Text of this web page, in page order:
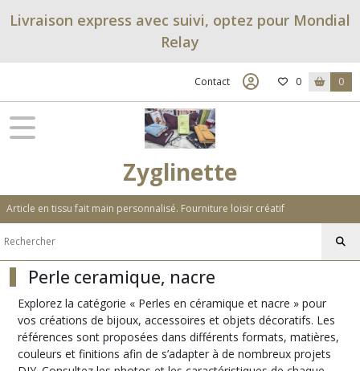
Livraison express avec suivi, optez pour Mondial
Relay
Contact 0 0
Zyglinette
Article en tissu fait main personnalisé. Fourniture loisir créatif
Perle ceramique, nacre
Explorez la catégorie « Perles en céramique et nacre » pour
vos créations de bijoux, accessoires et objets décoratifs. Les
références sont proposées dans différents formats, matières,
couleurs et finitions afin de s’adapter à de nombreux projets
Fermer
Tous
les
produits
apprêts
(16)
Bagues
Barrettes
(5)